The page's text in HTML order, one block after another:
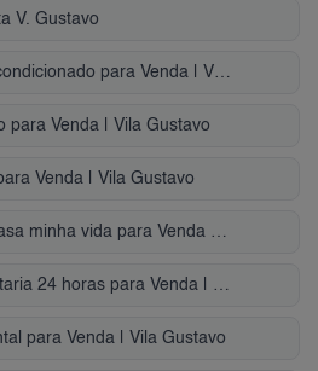
V. Gustavo
para Venda | Vila Gustavo
Venda | Vila Gustavo
para Venda | Vila Gustavo